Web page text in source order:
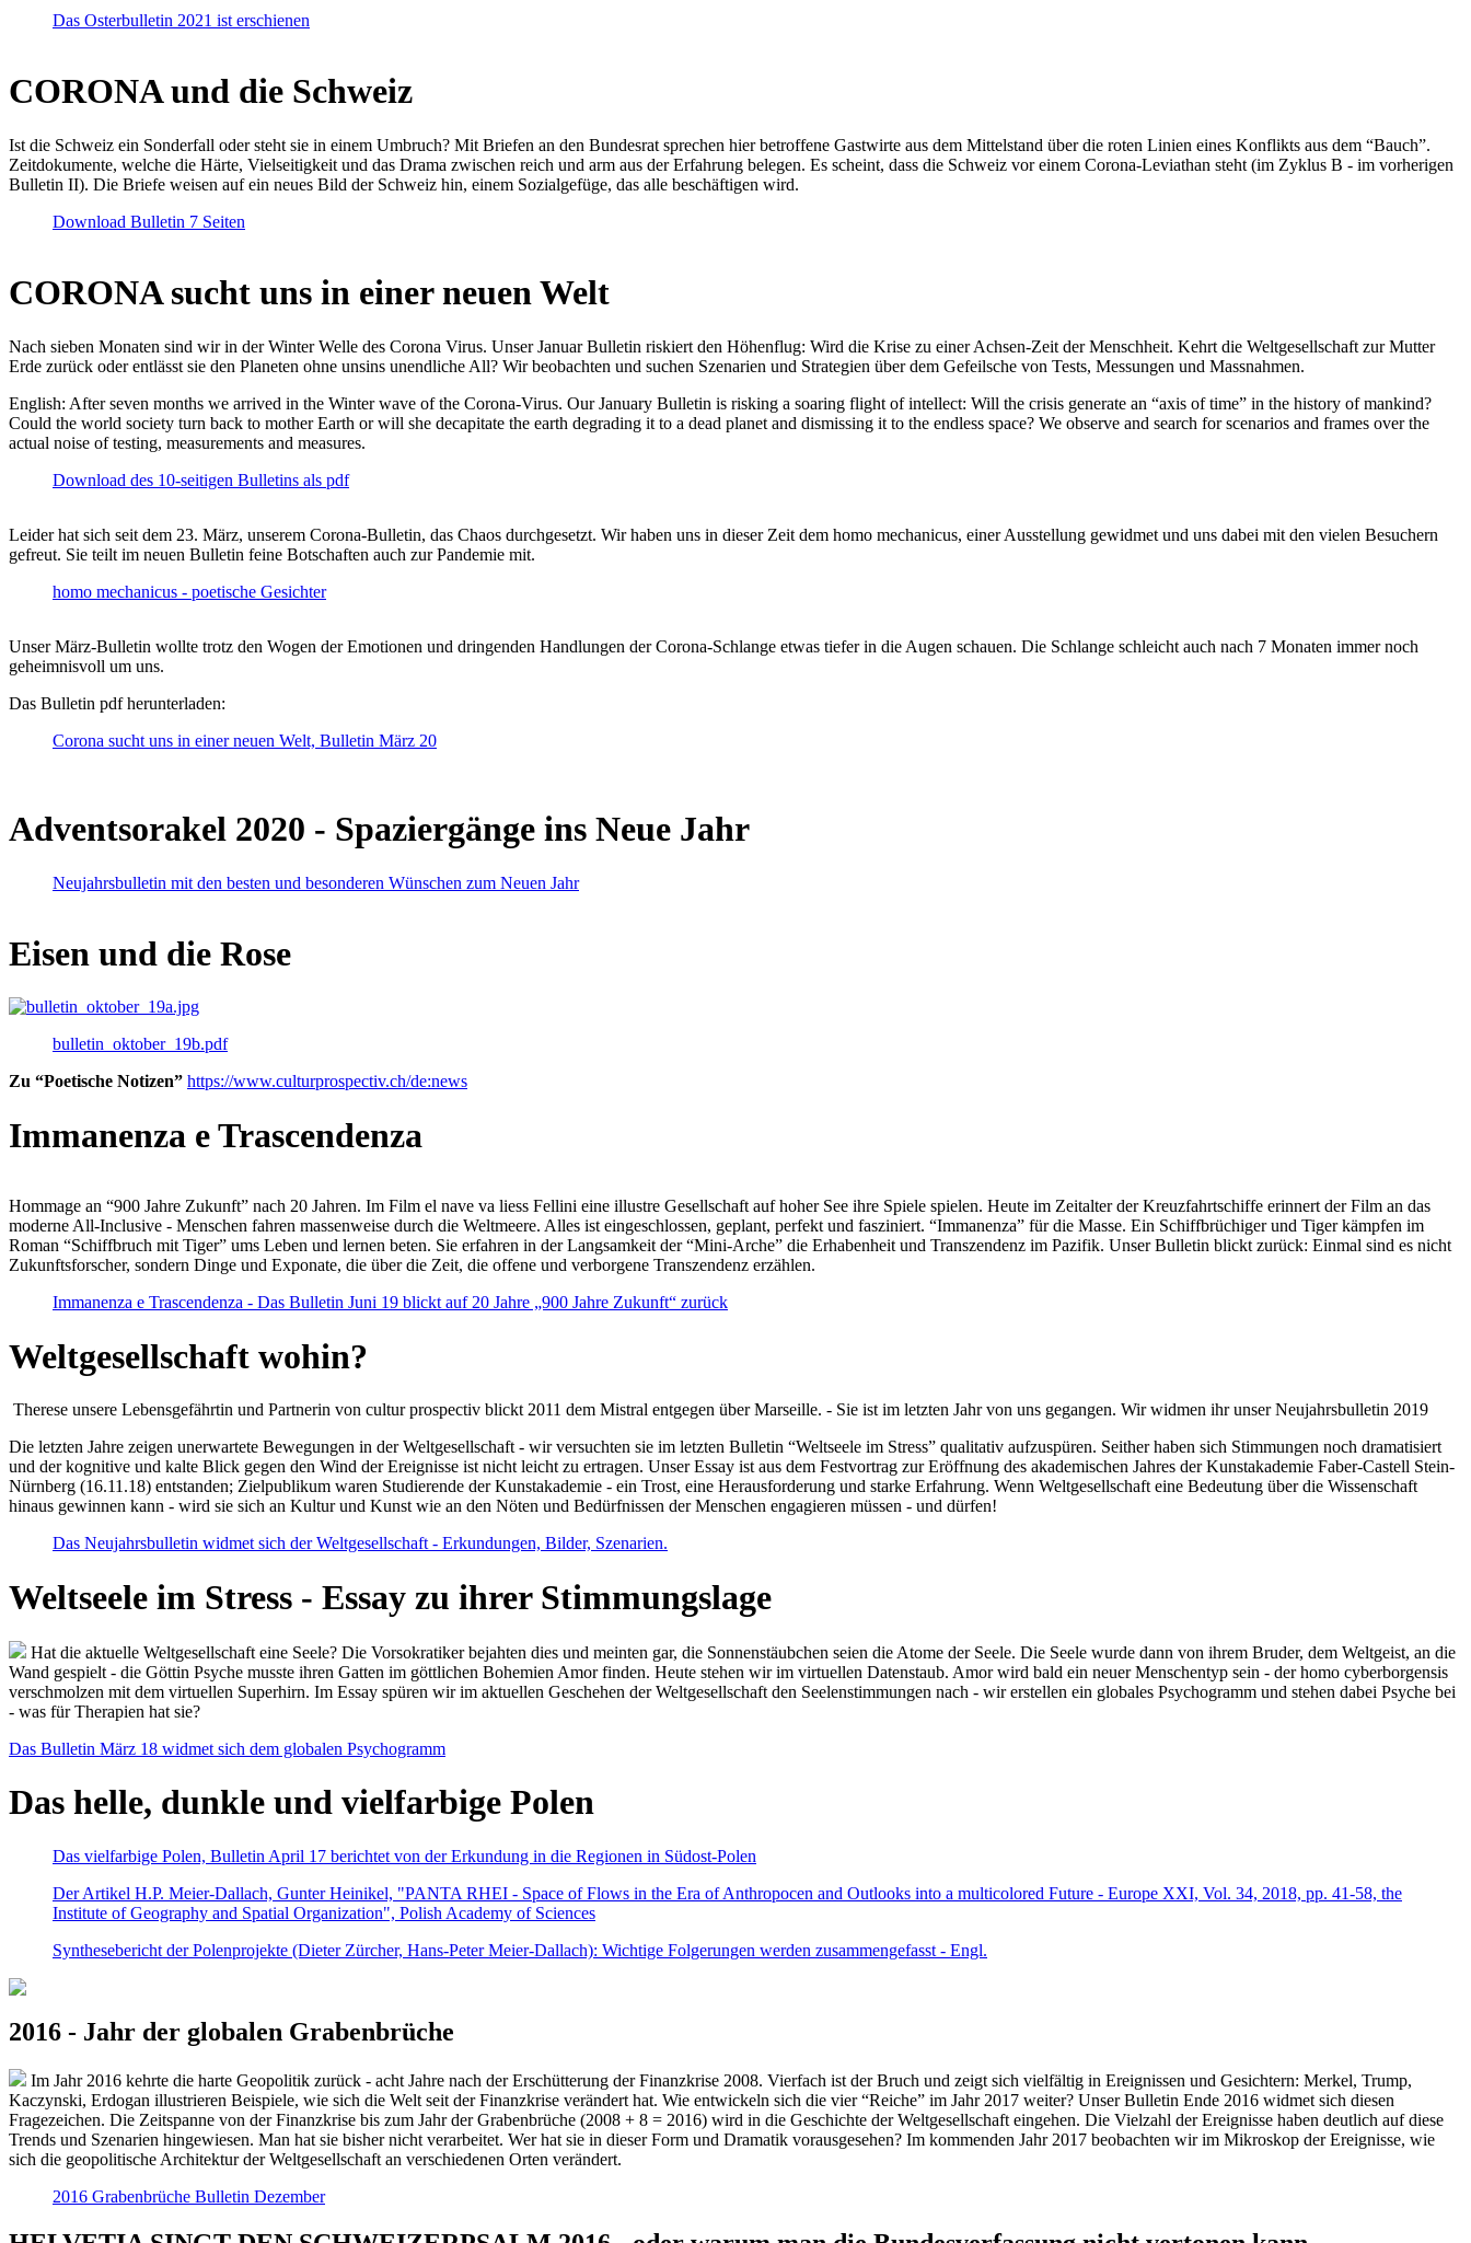
Das Osterbulletin 2021 ist erschienen
CORONA und die Schweiz
Ist die Schweiz ein Sonderfall oder steht sie in einem Umbruch? Mit Briefen an den Bundesrat sprechen hier betroffene Gastwirte aus dem Mittelstand über die roten Linien eines Konflikts aus dem “Bauch”.
Zeitdokumente, welche die Härte, Vielseitigkeit und das Drama zwischen reich und arm aus der Erfahrung belegen. Es scheint, dass die Schweiz vor einem Corona-Leviathan steht (im Zyklus B - im vorherigen
Bulletin II). Die Briefe weisen auf ein neues Bild der Schweiz hin, einem Sozialgefüge, das alle beschäftigen wird.
Download Bulletin 7 Seiten
CORONA sucht uns in einer neuen Welt
Nach sieben Monaten sind wir in der Winter Welle des Corona Virus. Unser Januar Bulletin riskiert den Höhenflug: Wird die Krise zu einer Achsen-Zeit der Menschheit. Kehrt die Weltgesellschaft zur Mutter
Erde zurück oder entlässt sie den Planeten ohne unsins unendliche All? Wir beobachten und suchen Szenarien und Strategien über dem Gefeilsche von Tests, Messungen und Massnahmen.
English: After seven months we arrived in the Winter wave of the Corona-Virus. Our January Bulletin is risking a soaring flight of intellect: Will the crisis generate an “axis of time” in the history of mankind?
Could the world society turn back to mother Earth or will she decapitate the earth degrading it to a dead planet and dismissing it to the endless space? We observe and search for scenarios and frames over the
actual noise of testing, measurements and measures.
Download des 10-seitigen Bulletins als pdf
Leider hat sich seit dem 23. März, unserem Corona-Bulletin, das Chaos durchgesetzt. Wir haben uns in dieser Zeit dem homo mechanicus, einer Ausstellung gewidmet und uns dabei mit den vielen Besuchern
gefreut. Sie teilt im neuen Bulletin feine Botschaften auch zur Pandemie mit.
homo mechanicus - poetische Gesichter
Unser März-Bulletin wollte trotz den Wogen der Emotionen und dringenden Handlungen der Corona-Schlange etwas tiefer in die Augen schauen. Die Schlange schleicht auch nach 7 Monaten immer noch
geheimnisvoll um uns.
Das Bulletin pdf herunterladen:
Corona sucht uns in einer neuen Welt, Bulletin März 20
Adventsorakel 2020 - Spaziergänge ins Neue Jahr
Neujahrsbulletin mit den besten und besonderen Wünschen zum Neuen Jahr
Eisen und die Rose
bulletin_oktober_19b.pdf
Zu “Poetische Notizen” https://www.culturprospectiv.ch/de:news
Immanenza e Trascendenza
Hommage an “900 Jahre Zukunft” nach 20 Jahren. Im Film el nave va liess Fellini eine illustre Gesellschaft auf hoher See ihre Spiele spielen. Heute im Zeitalter der Kreuzfahrtschiffe erinnert der Film an das
moderne All-Inclusive - Menschen fahren massenweise durch die Weltmeere. Alles ist eingeschlossen, geplant, perfekt und fasziniert. “Immanenza” für die Masse. Ein Schiffbrüchiger und Tiger kämpfen im
Roman “Schiffbruch mit Tiger” ums Leben und lernen beten. Sie erfahren in der Langsamkeit der “Mini-Arche” die Erhabenheit und Transzendenz im Pazifik. Unser Bulletin blickt zurück: Einmal sind es nicht
Zukunftsforscher, sondern Dinge und Exponate, die über die Zeit, die offene und verborgene Transzendenz erzählen.
Immanenza e Trascendenza - Das Bulletin Juni 19 blickt auf 20 Jahre „900 Jahre Zukunft“ zurück
Weltgesellschaft wohin?
Therese unsere Lebensgefährtin und Partnerin von cultur prospectiv blickt 2011 dem Mistral entgegen über Marseille. - Sie ist im letzten Jahr von uns gegangen. Wir widmen ihr unser Neujahrsbulletin 2019
Die letzten Jahre zeigen unerwartete Bewegungen in der Weltgesellschaft - wir versuchten sie im letzten Bulletin “Weltseele im Stress” qualitativ aufzuspüren. Seither haben sich Stimmungen noch dramatisiert
und der kognitive und kalte Blick gegen den Wind der Ereignisse ist nicht leicht zu ertragen. Unser Essay ist aus dem Festvortrag zur Eröffnung des akademischen Jahres der Kunstakademie Faber-Castell Stein-
Nürnberg (16.11.18) entstanden; Zielpublikum waren Studierende der Kunstakademie - ein Trost, eine Herausforderung und starke Erfahrung. Wenn Weltgesellschaft eine Bedeutung über die Wissenschaft
hinaus gewinnen kann - wird sie sich an Kultur und Kunst wie an den Nöten und Bedürfnissen der Menschen engagieren müssen - und dürfen!
Das Neujahrsbulletin widmet sich der Weltgesellschaft - Erkundungen, Bilder, Szenarien.
Weltseele im Stress - Essay zu ihrer Stimmungslage
Hat die aktuelle Weltgesellschaft eine Seele? Die Vorsokratiker bejahten dies und meinten gar, die Sonnenstäubchen seien die Atome der Seele. Die Seele wurde dann von ihrem Bruder, dem Weltgeist, an die
Wand gespielt - die Göttin Psyche musste ihren Gatten im göttlichen Bohemien Amor finden. Heute stehen wir im virtuellen Datenstaub. Amor wird bald ein neuer Menschentyp sein - der homo cyberborgensis
verschmolzen mit dem virtuellen Superhirn. Im Essay spüren wir im aktuellen Geschehen der Weltgesellschaft den Seelenstimmungen nach - wir erstellen ein globales Psychogramm und stehen dabei Psyche bei
- was für Therapien hat sie?
Das Bulletin März 18 widmet sich dem globalen Psychogramm
Das helle, dunkle und vielfarbige Polen
Das vielfarbige Polen, Bulletin April 17 berichtet von der Erkundung in die Regionen in Südost-Polen
Der Artikel H.P. Meier-Dallach, Gunter Heinikel, "PANTA RHEI - Space of Flows in the Era of Anthropocen and Outlooks into a multicolored Future - Europe XXI, Vol. 34, 2018, pp. 41-58, the
Institute of Geography and Spatial Organization", Polish Academy of Sciences
Synthesebericht der Polenprojekte (Dieter Zürcher, Hans-Peter Meier-Dallach): Wichtige Folgerungen werden zusammengefasst - Engl.
2016 - Jahr der globalen Grabenbrüche
Im Jahr 2016 kehrte die harte Geopolitik zurück - acht Jahre nach der Erschütterung der Finanzkrise 2008. Vierfach ist der Bruch und zeigt sich vielfältig in Ereignissen und Gesichtern: Merkel, Trump,
Kaczynski, Erdogan illustrieren Beispiele, wie sich die Welt seit der Finanzkrise verändert hat. Wie entwickeln sich die vier “Reiche” im Jahr 2017 weiter? Unser Bulletin Ende 2016 widmet sich diesen
Fragezeichen. Die Zeitspanne von der Finanzkrise bis zum Jahr der Grabenbrüche (2008 + 8 = 2016) wird in die Geschichte der Weltgesellschaft eingehen. Die Vielzahl der Ereignisse haben deutlich auf diese
Trends und Szenarien hingewiesen. Man hat sie bisher nicht verarbeitet. Wer hat sie in dieser Form und Dramatik vorausgesehen? Im kommenden Jahr 2017 beobachten wir im Mikroskop der Ereignisse, wie
sich die geopolitische Architektur der Weltgesellschaft an verschiedenen Orten verändert.
2016 Grabenbrüche Bulletin Dezember